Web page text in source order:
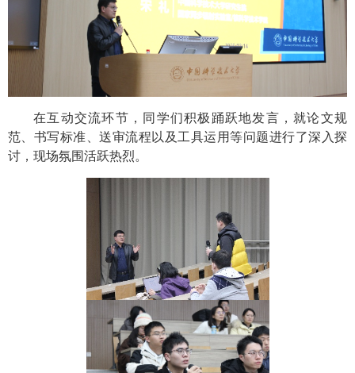
在互动交流环节，同学们积极踊跃地发言，就论文规
范、书写标准、送审流程以及工具运用等问题进行了深入探
讨，现场氛围活跃热烈。